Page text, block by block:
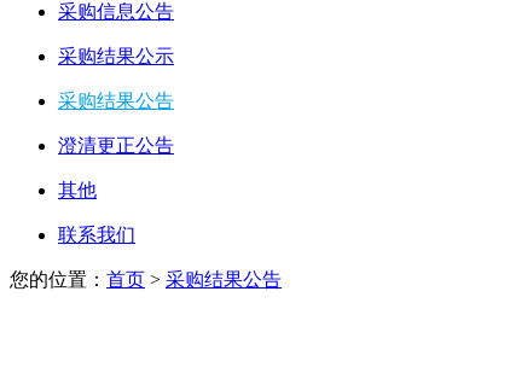
采购信息公告
采购结果公示
采购结果公告
澄清更正公告
其他
联系我们
您的位置： 首页 > 采购结果公告